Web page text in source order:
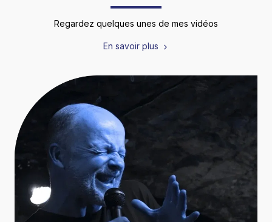
Regardez quelques unes de mes vidéos
En savoir plus